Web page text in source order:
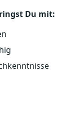
Du mit: